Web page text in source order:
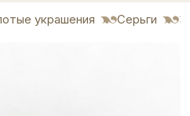
украшения Серьги